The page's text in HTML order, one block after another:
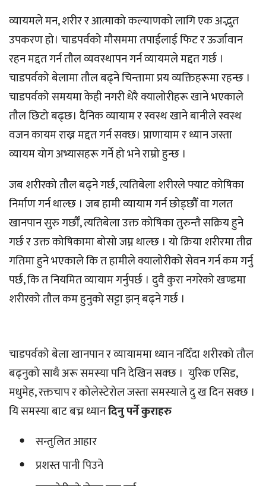
व्यायमले मन, शरीर र आत्माको कल्याणको लागि एक अद्भुत
उपकरण हो। चाडपर्वको मौसममा तपाईलाई फिट र ऊर्जावान
रहन मद्दत गर्न तौल व्यवस्थापन गर्न व्यायमले मद्दत गर्छ ।
चाडपर्वको बेलामा तौल बढ्ने चिन्तामा प्रय व्यक्तिहरूमा रहन्छ ।
चाडपर्वको समयमा केही नगरी धेरै क्यालोरीहरू खाने भएकाले
तौल छिटो बढ्छ। दैनिक व्यायाम र स्वस्थ खाने बानीले स्वस्थ
वजन कायम राख्न मद्दत गर्न सक्छ। प्राणायाम र ध्यान जस्ता
व्यायम योग अभ्यासहरू गर्ने हो भने राम्रो हुन्छ ।
जब शरीरको तौल बढ्ने गर्छ, त्यतिबेला शरीरले फ्याट कोषिका
निर्माण गर्न थाल्छ । जब हामी व्यायाम गर्न छोड्छौँ वा गलत
खानपान सुरु गर्छौँ, त्यतिबेला उक्त कोषिका तुरुन्तै सक्रिय हुने
गर्छ र उक्त कोषिकामा बोसो जम्न थाल्छ । यो क्रिया शरीरमा तीव्र
गतिमा हुने भएकाले कि त हामीले क्यालोरीको सेवन गर्न कम गर्नु
पर्छ, कि त नियमित व्यायाम गर्नुपर्छ । दुवै कुरा नगरेको खण्डमा
शरीरको तौल कम हुनुको सट्टा झन् बढ्ने गर्छ ।
चाडपर्वको बेला खानपान र व्यायाममा ध्यान नदिँदा शरीरको तौल
बढ्नुको साथै अरू समस्या पनि देखिन सक्छ । युरिक एसिड,
मधुमेह, रक्तचाप र कोलेस्टेरोल जस्ता समस्याले दु ख दिन सक्छ ।
यि समस्या बाट बच्न ध्यानदिनु पर्ने कुराहरु
सन्तुलित आहार
प्रशस्त पानी पिउने